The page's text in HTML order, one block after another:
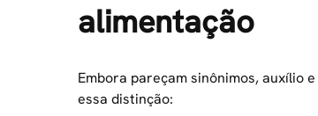
alimentação
Embora pareçam sinônimos, auxílio e
essa distinção: